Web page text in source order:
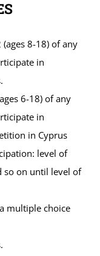
8-18) of any
in
6-18) of any
in
in Cyprus
level of
so on until level of
multiple choice